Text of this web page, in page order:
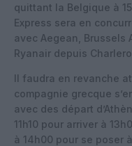
quittant la Belgique à
Express sera en
avec Aegean, Brussels
Ryanair depuis
Il faudra en revanche
compagnie grecque
avec des départ
11h10 pour arriver à
à 14h00 pour se poser